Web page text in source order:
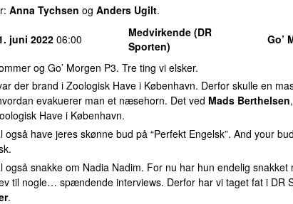
Anna Tychsen og Anders Ugilt.
juni 2022 06:00
Medvirkende (DR
Sporten)
Go’
og Go’ Morgen P3. Tre ting vi elsker.
der brand i Zoologisk Have i København. Derfor skulle en
evakuerer man et næsehorn. Det ved Mads Berthelsen
Have i København.
også have jeres skønne bud på “Perfekt Engelsk”. And your
også snakke om Nadia Nadim. For nu har hun endelig snakket
til nogle… spændende interviews. Derfor har vi taget fat i DR
.